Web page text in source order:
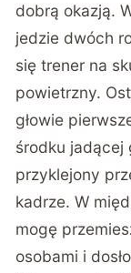
dobrą okazją.
jedzie dwóch
się trener na
powietrzny.
głowie
środku jadącej
przyklejony
kadrze. W
mogę
osobami i